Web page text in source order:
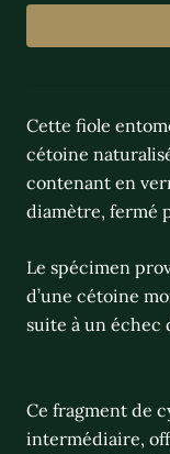
Cette fiole
cétoine
contenant en
diamètre, fermé
Le spécimen
d’une cétoine
suite à un échec
Ce fragment de
intermédiaire,